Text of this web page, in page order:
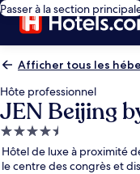
Passer à la section
Afficher tous les
Hôte professionnel
JEN Beijing
Hébergement
4.5 étoiles
Hôtel de luxe à proximité
le centre des congrès et